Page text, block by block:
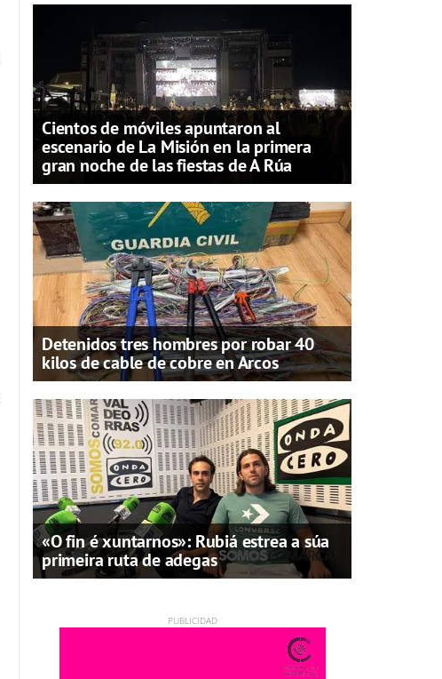
Cientos de móviles apuntaron al
escenario de La Misión en la primera
gran noche de las fiestas de A Rúa
Detenidos tres hombres por robar 40
kilos de cable de cobre en Arcos
«O fin é xuntarnos»: Rubiá estrea a súa
primeira ruta de adegas